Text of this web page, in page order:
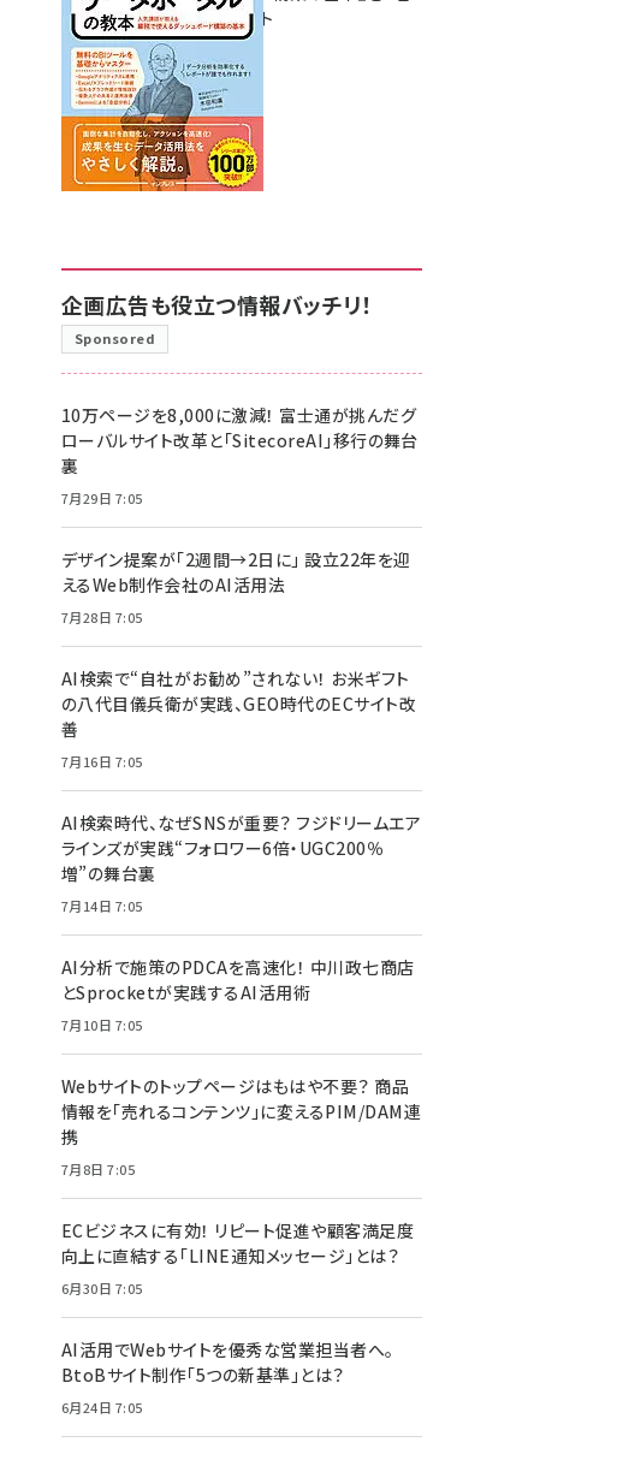
様にプレゼント
7月31日 10:00
企画広告も役立つ情報バッチリ！
Sponsored
10万ページを8,000に激減！ 富士通が挑んだグ
ローバルサイト改革と「SitecoreAI」移行の舞台
裏
7月29日 7:05
デザイン提案が「2週間→2日に」 設立22年を迎
えるWeb制作会社のAI活用法
7月28日 7:05
AI検索で“自社がお勧め”されない！ お米ギフト
の八代目儀兵衛が実践、GEO時代のECサイト改
善
7月16日 7:05
AI検索時代、なぜSNSが重要？ フジドリームエア
ラインズが実践“フォロワー6倍・UGC200％
増”の舞台裏
7月14日 7:05
AI分析で施策のPDCAを高速化！ 中川政七商店
とSprocketが実践するAI活用術
7月10日 7:05
Webサイトのトップページはもはや不要？ 商品
情報を「売れるコンテンツ」に変えるPIM/DAM連
携
7月8日 7:05
ECビジネスに有効！ リピート促進や顧客満足度
向上に直結する「LINE通知メッセージ」とは？
6月30日 7:05
AI活用でWebサイトを優秀な営業担当者へ。
BtoBサイト制作「5つの新基準」とは？
6月24日 7:05